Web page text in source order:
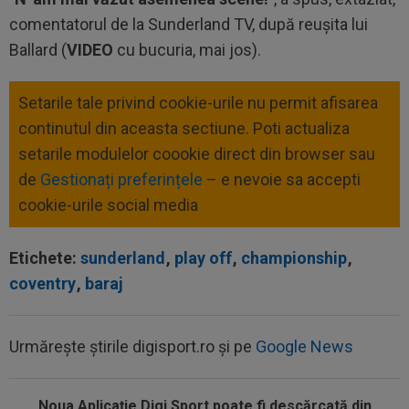
comentatorul de la Sunderland TV, după reușita lui
Ballard (VIDEO cu bucuria, mai jos).
Setarile tale privind cookie-urile nu permit afisarea
continutul din aceasta sectiune. Poti actualiza
setarile modulelor coookie direct din browser sau
de Gestionați preferințele – e nevoie sa accepti
cookie-urile social media
Etichete: sunderland, play off, championship,
coventry, baraj
Urmărește știrile digisport.ro și pe Google News
Noua Aplicaţie Digi Sport poate fi descărcată din